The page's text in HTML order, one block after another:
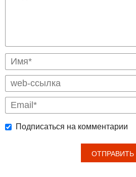
Подписаться на комментарии